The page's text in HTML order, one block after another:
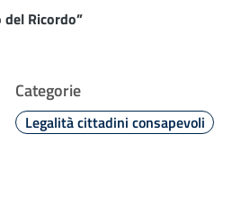
Ricordo”
Categorie
Legalità cittadini consapevoli